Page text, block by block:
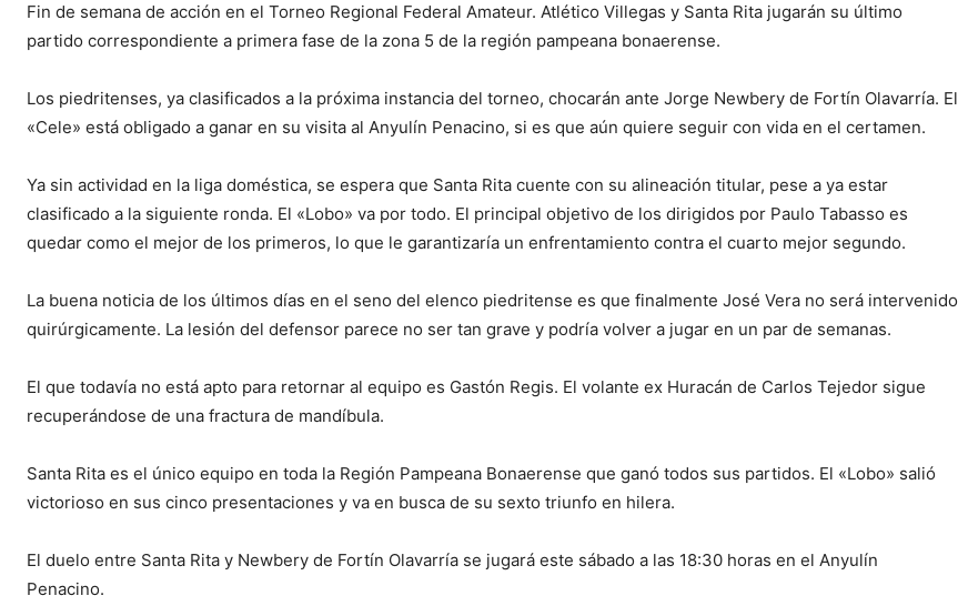
Fin de semana de acción en el Torneo Regional Federal Amateur. Atlético Villegas y Santa Rita jugarán su último
partido correspondiente a primera fase de la zona 5 de la región pampeana bonaerense.
Los piedritenses, ya clasificados a la próxima instancia del torneo, chocarán ante Jorge Newbery de Fortín Olavarría. El
«Cele» está obligado a ganar en su visita al Anyulín Penacino, si es que aún quiere seguir con vida en el certamen.
Ya sin actividad en la liga doméstica, se espera que Santa Rita cuente con su alineación titular, pese a ya estar
clasificado a la siguiente ronda. El «Lobo» va por todo. El principal objetivo de los dirigidos por Paulo Tabasso es
quedar como el mejor de los primeros, lo que le garantizaría un enfrentamiento contra el cuarto mejor segundo.
La buena noticia de los últimos días en el seno del elenco piedritense es que finalmente José Vera no será intervenido
quirúrgicamente. La lesión del defensor parece no ser tan grave y podría volver a jugar en un par de semanas.
El que todavía no está apto para retornar al equipo es Gastón Regis. El volante ex Huracán de Carlos Tejedor sigue
recuperándose de una fractura de mandíbula.
Santa Rita es el único equipo en toda la Región Pampeana Bonaerense que ganó todos sus partidos. El «Lobo» salió
victorioso en sus cinco presentaciones y va en busca de su sexto triunfo en hilera.
El duelo entre Santa Rita y Newbery de Fortín Olavarría se jugará este sábado a las 18:30 horas en el Anyulín
Penacino.